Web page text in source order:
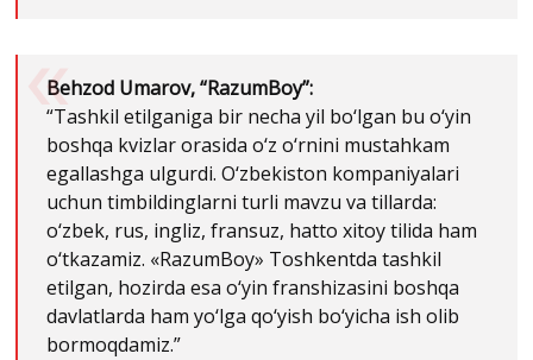
Behzod Umarov, “RazumBoy”:
“Tashkil etilganiga bir necha yil bo‘lgan bu o‘yin
boshqa kvizlar orasida o‘z o‘rnini mustahkam
egallashga ulgurdi. O‘zbekiston kompaniyalari
uchun timbildinglarni turli mavzu va tillarda:
o‘zbek, rus, ingliz, fransuz, hatto xitoy tilida ham
o‘tkazamiz. «RazumBoy» Toshkentda tashkil
etilgan, hozirda esa o‘yin franshizasini boshqa
davlatlarda ham yo‘lga qo‘yish bo‘yicha ish olib
bormoqdamiz.”